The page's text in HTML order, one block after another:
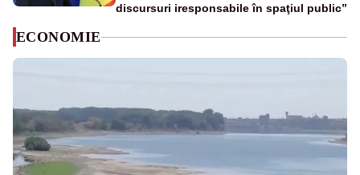
discursuri iresponsabile în spaţiul public”
ECONOMIE